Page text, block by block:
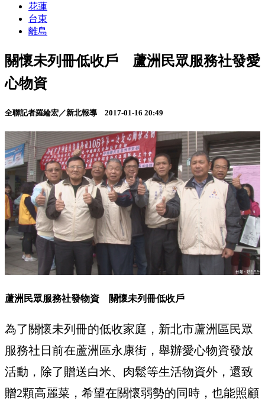
花蓮
台東
離島
關懷未列冊低收戶 蘆洲民眾服務社發愛
心物資
全聯記者羅綸宏／新北報導 2017-01-16 20:49
蘆洲民眾服務社發物資 關懷未列冊低收戶
為了關懷未列冊的低收家庭，新北市蘆洲區民眾
服務社日前在蘆洲區永康街，舉辦愛心物資發放
活動，除了贈送白米、肉鬆等生活物資外，還致
贈2顆高麗菜，希望在關懷弱勢的同時，也能照顧